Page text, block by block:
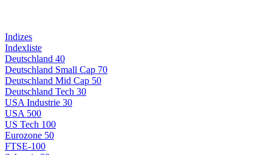
Indizes
Indexliste
Deutschland 40
Deutschland Small Cap 70
Deutschland Mid Cap 50
Deutschland Tech 30
USA Industrie 30
USA 500
US Tech 100
Eurozone 50
FTSE-100